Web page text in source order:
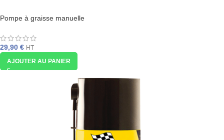
Pompe à graisse manuelle
29,90 € HT
AJOUTER AU PANIER